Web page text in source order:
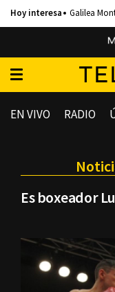
Galilea
EN VIVO RADIO
Es boxeador